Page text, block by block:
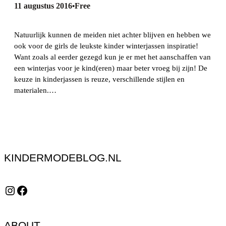
11 augustus 2016•Free
Natuurlijk kunnen de meiden niet achter blijven en hebben we
ook voor de girls de leukste kinder winterjassen inspiratie!
Want zoals al eerder gezegd kun je er met het aanschaffen van
een winterjas voor je kind(eren) maar beter vroeg bij zijn! De
keuze in kinderjassen is reuze, verschillende stijlen en
materialen.…
KINDERMODEBLOG.NL
Instagram Facebook